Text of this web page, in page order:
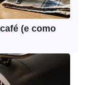
(e como